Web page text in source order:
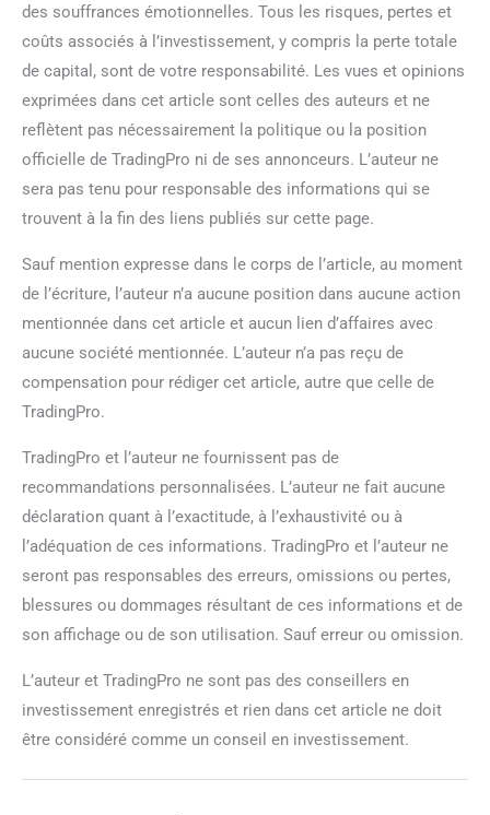
des souffrances émotionnelles. Tous les risques, pertes et
coûts associés à l’investissement, y compris la perte totale
de capital, sont de votre responsabilité. Les vues et opinions
exprimées dans cet article sont celles des auteurs et ne
reflètent pas nécessairement la politique ou la position
officielle de TradingPro ni de ses annonceurs. L’auteur ne
sera pas tenu pour responsable des informations qui se
trouvent à la fin des liens publiés sur cette page.
Sauf mention expresse dans le corps de l’article, au moment
de l’écriture, l’auteur n’a aucune position dans aucune action
mentionnée dans cet article et aucun lien d’affaires avec
aucune société mentionnée. L’auteur n’a pas reçu de
compensation pour rédiger cet article, autre que celle de
TradingPro.
TradingPro et l’auteur ne fournissent pas de
recommandations personnalisées. L’auteur ne fait aucune
déclaration quant à l’exactitude, à l’exhaustivité ou à
l’adéquation de ces informations. TradingPro et l’auteur ne
seront pas responsables des erreurs, omissions ou pertes,
blessures ou dommages résultant de ces informations et de
son affichage ou de son utilisation. Sauf erreur ou omission.
L’auteur et TradingPro ne sont pas des conseillers en
investissement enregistrés et rien dans cet article ne doit
être considéré comme un conseil en investissement.